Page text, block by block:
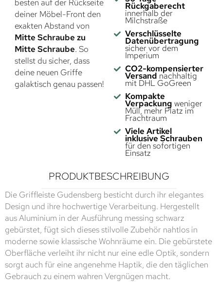
besten auf der Rückseite
deiner Möbel-Front den
exakten Abstand von
Mitte Schraube zu
Mitte Schraube. So
stellst du sicher, dass
deine neuen Griffe
galaktisch genau passen!
Rückgaberecht
innerhalb der
Milchstraße
Verschlüsselte
Datenübertragung
sicher vor dem
Imperium
CO2-kompensierter
Versand nachhaltig
mit DHL GoGreen
Kompakte
Verpackung weniger
Müll, mehr Platz im
Frachtraum
Viele Artikel
inklusive Schrauben
für den sofortigen
Einsatz
PRODUKTBESCHREIBUNG
Die Griffleiste Gudensberg besticht durch ihr elegantes
Design und ihre hochwertige Verarbeitung. Hergestellt
aus Aluminium in der Ausführung messing schwarz
gebürstet, fügt sich dieses stilvolle Zubehör nahtlos in
moderne sowie klassische Wohnräume ein. Die gebürstete
Oberfläche verleiht ihr nicht nur eine edle Optik, sondern
sorgt auch für eine angenehme Haptik, die den täglichen
Gebrauch zu einem wahren Vergnügen macht.